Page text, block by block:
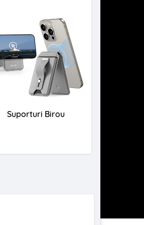
Suporturi Birou